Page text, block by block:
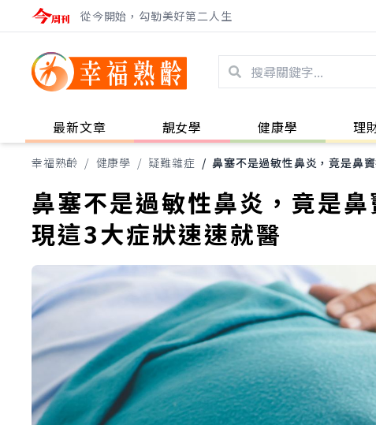
從今開始，勾勒美好第二人生
最新文章 靚女學 健康學 理
幸福熟齡 / 健康學 / 疑難雜症 / 鼻塞不是過敏性鼻炎，竟是鼻
鼻塞不是過敏性鼻炎，竟是
現這3大症狀速速就醫